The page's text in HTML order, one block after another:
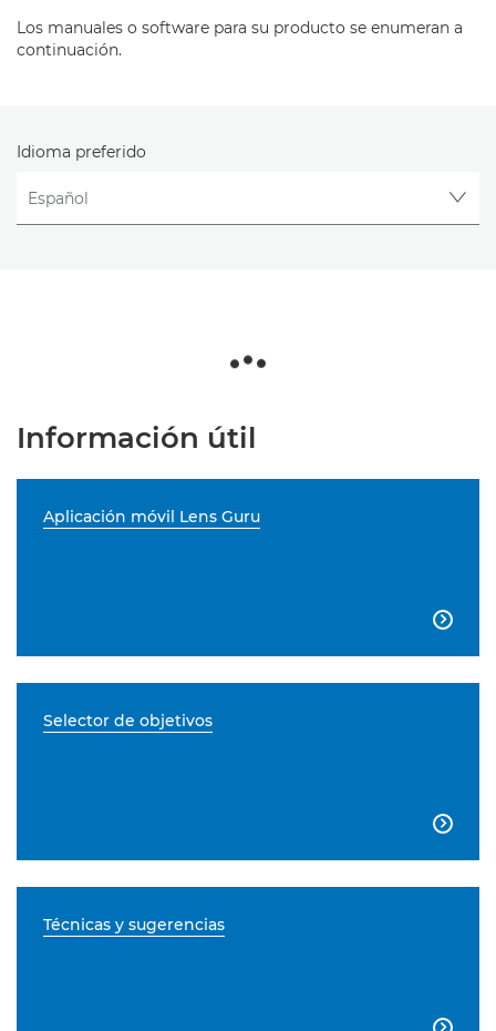
Los manuales o software para su producto se enumeran a
continuación.
Idioma preferido
Información útil
Aplicación móvil Lens Guru

Selector de objetivos

Técnicas y sugerencias
